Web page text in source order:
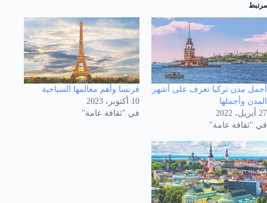
مرتبط
أجمل مدن تركيا تعرف على أشهر
المدن وأجملها
27 أبريل، 2022
في "ثقافة عامة"
فرنسا وأهم معالمها السياحية
10 أكتوبر، 2023
في "ثقافة عامة"